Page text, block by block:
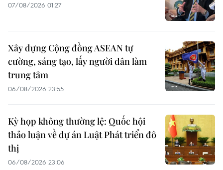
07/08/2026 01:27
Xây dựng Cộng đồng ASEAN tự
cường, sáng tạo, lấy người dân làm
trung tâm
06/08/2026 23:55
Kỳ họp không thường lệ: Quốc hội
thảo luận về dự án Luật Phát triển đô
thị
06/08/2026 23:06